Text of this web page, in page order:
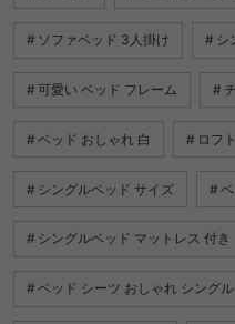
ソファベッド 3人掛け シ
可愛い ベッド フレーム
ベッド おしゃれ 白 ロフ
シングルベッド サイズ
シングルベッド マットレス 付き
ベッド シーツ おしゃれ シングル